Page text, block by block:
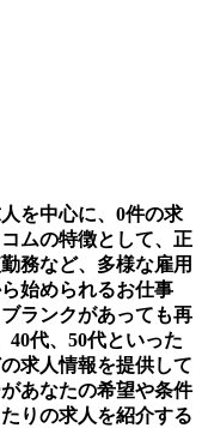
を中心に、0件の求
ムの特徴として、正
務など、多様な雇用
始められるお仕事
ランクがあっても再
40代、50代といった
求人情報を提供して
あなたの希望や条件
りの求人を紹介する